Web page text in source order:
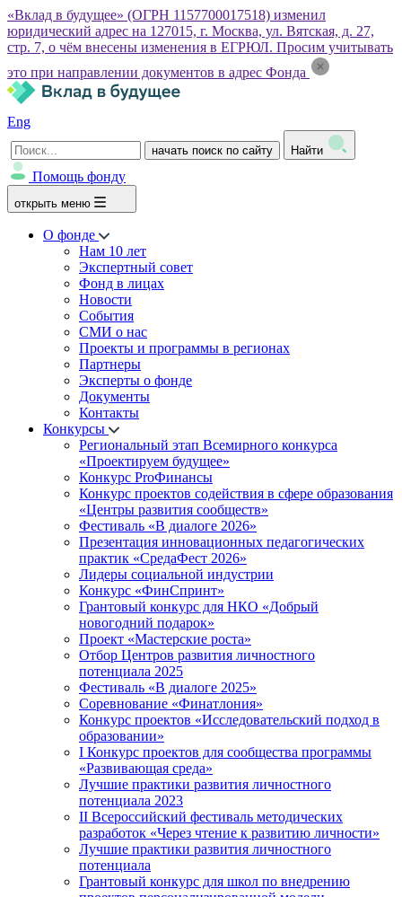
«Вклад в будущее» (ОГРН 1157700017518) изменил
юридический адрес на 127015, г. Москва, ул. Вятская, д. 27,
стр. 7, о чём внесены изменения в ЕГРЮЛ. Просим учитывать
это при направлении документов в адрес Фонда
Eng
начать поиск по сайту Найти
Помощь фонду
открыть меню
О фонде
Нам 10 лет
Экспертный совет
Фонд в лицах
Новости
События
СМИ о нас
Проекты и программы в регионах
Партнеры
Эксперты о фонде
Документы
Контакты
Конкурсы
Региональный этап Всемирного конкурса
«Проектируем будущее»
Конкурс ProФинансы
Конкурс проектов содействия в сфере образования
«Центры развития сообществ»
Фестиваль «В диалоге 2026»
Презентация инновационных педагогических
практик «СредаФест 2026»
Лидеры социальной индустрии
Конкурс «ФинСпринт»
Грантовый конкурс для НКО «Добрый
новогодний подарок»
Проект «Мастерские роста»
Отбор Центров развития личностного
потенциала 2025
Фестиваль «В диалоге 2025»
Соревнование «Финатлония»
Конкурс проектов «Исследовательский подход в
образовании»
I Конкурс проектов для сообщества программы
«Развивающая среда»
Лучшие практики развития личностного
потенциала 2023
II Всероссийский фестиваль методических
разработок «Через чтение к развитию личности»
Лучшие практики развития личностного
потенциала
Грантовый конкурс для школ по внедрению